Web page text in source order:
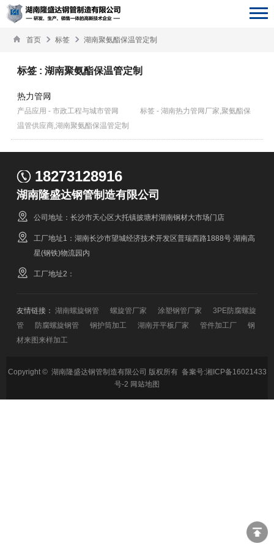
首页 标签 湖南聚氨酯保温管定制
标签 : 湖南聚氨酯保温管定制
热力管网
产品应用 - 市政工程与城市管网
标签 - 湖南热力管网厂家,聚氨酯保
温管供应商,湖南聚氨酯保温管定制
18273128916
湖南隆盛达钢管制造有限公司
公司地址：长沙市天心区大托镇披塘村湖南钢材大市场门店
工厂地址1：湖南长沙市望城经济技术开发区普瑞西路1888号 湖南高
星(钢铁)物流园内
工厂地址2：
友情链接：湖南螺旋钢管 螺旋管厂家 涂塑钢管厂家
3PE防腐螺旋
管
防腐螺旋钢管 钢护筒加工 湖南开平板厂家 管件加工厂
钢
材来图来样加工
Copyright © 湖南隆盛达钢管制造有限公司 版权所有 备案号:湘ICP备16021433
号-2 网站地图